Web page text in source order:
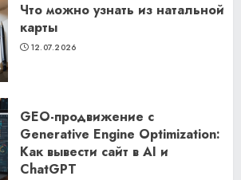
Что можно узнать из натальной
карты
12.07.2026
GEO-продвижение с
Generative Engine Optimization:
Как вывести сайт в AI и
ChatGPT